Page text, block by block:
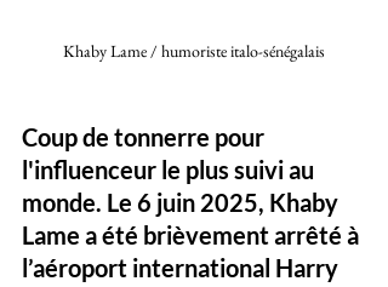
Khaby Lame / humoriste italo-sénégalais
Coup de tonnerre pour
l'influenceur le plus suivi au
monde. Le 6 juin 2025, Khaby
Lame a été brièvement arrêté à
l’aéroport international Harry